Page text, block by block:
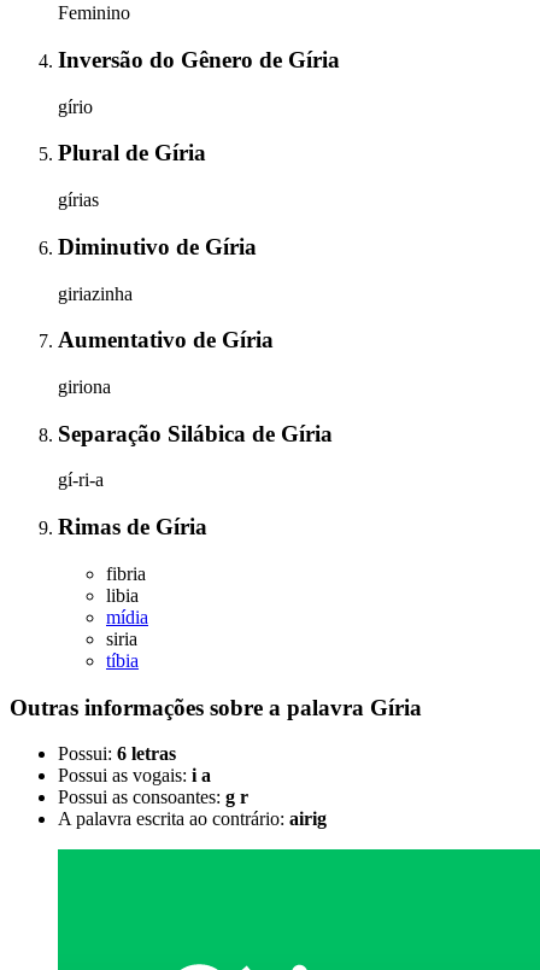
Feminino
Inversão do Gênero de Gíria
gírio
Plural de Gíria
gírias
Diminutivo de Gíria
giriazinha
Aumentativo de Gíria
giriona
Separação Silábica de Gíria
gí-ri-a
Rimas de Gíria
fibria
libia
mídia
siria
tíbia
Outras informações sobre a palavra Gíria
Possui: 6 letras
Possui as vogais: i a
Possui as consoantes: g r
A palavra escrita ao contrário: airig